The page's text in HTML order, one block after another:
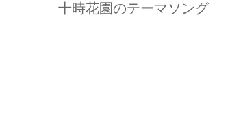
十時花園のテーマソング